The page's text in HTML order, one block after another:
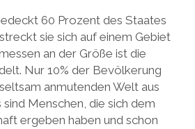
60 Prozent des Staates
sie sich auf einem Gebiet
an der Größe ist die
Nur 10% der Bevölkerung
anmutenden Welt aus
sind Menschen, die sich dem
ergeben haben und schon